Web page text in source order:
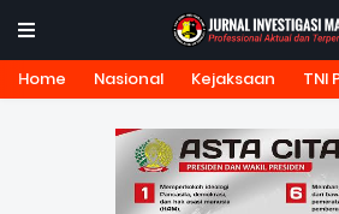
Home Nasional Kejaksaan TNI